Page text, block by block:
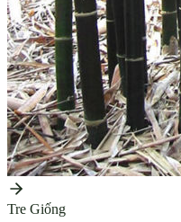
Tre Giống